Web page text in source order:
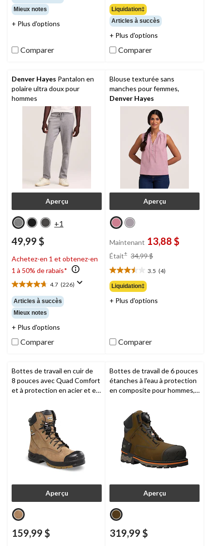
sur
5.
57
Mieux notes
+ Plus d'options
Comparer
étoile(s)
sur
5.
4
Liquidation‡
Articles à succès
+ Plus d'options
Comparer
Denver Hayes Pantalon en
polaire ultra doux pour
hommes
Aperçu
+1
49,99 $
Achetez-en 1 et obtenez-en
1 à 50% de rabais*
4.7 (226)
4.7
étoile(s)
sur
5.
226
Articles à succès
Mieux notes
+ Plus d'options
Comparer
Blouse texturée sans
manches pour femmes,
Denver Hayes
Aperçu
Maintenant 13,88 $
Était± 34,99 $
34,99 $
3.5 (4)
3.5
étoile(s)
sur
5.
Liquidation‡
+ Plus d'options
Comparer
Bottes de travail en cuir de
8 pouces avec Quad Comfort
et à protection en acier et en
Dakota Workpro Series
Aperçu
159,99 $
Bottes de travail de 6 pouces
étanches à l'eau à protection
en composite pour hommes,
Aperçu
319,99 $